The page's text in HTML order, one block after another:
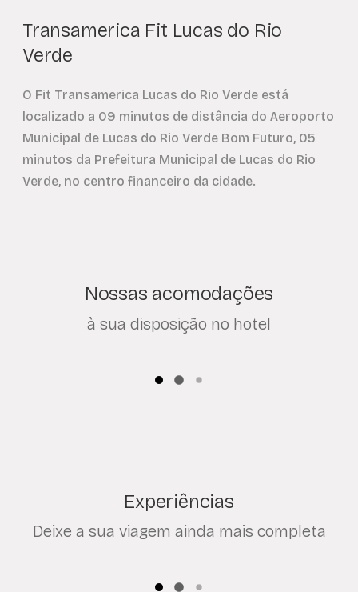
Transamerica Fit Lucas do Rio
Verde
O Fit Transamerica Lucas do Rio Verde está
localizado a 09 minutos de distância do Aeroporto
Municipal de Lucas do Rio Verde Bom Futuro, 05
minutos da Prefeitura Municipal de Lucas do Rio
Verde, no centro financeiro da cidade.
Nossas acomodações
à sua disposição no hotel
Experiências
Deixe a sua viagem ainda mais completa